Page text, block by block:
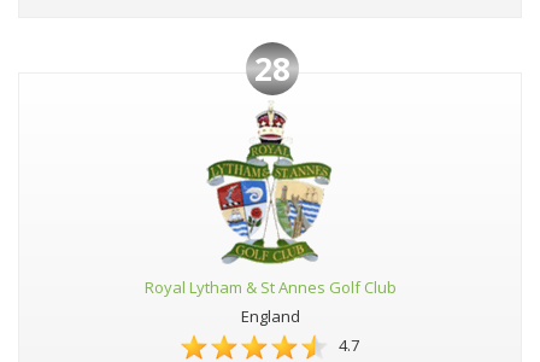
28
Royal Lytham & St Annes Golf Club
England
4.7